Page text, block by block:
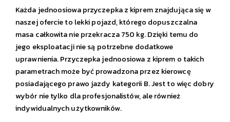
Każda jednoosiowa przyczepka z kiprem znajdująca się w
naszej ofercie to lekki pojazd, którego dopuszczalna
masa całkowita nie przekracza 750 kg. Dzięki temu do
jego eksploatacji nie są potrzebne dodatkowe
uprawnienia. Przyczepka jednoosiowa z kiprem o takich
parametrach może być prowadzona przez kierowcę
posiadającego prawo jazdy kategorii B. Jest to więc dobry
wybór nie tylko dla profesjonalistów, ale również
indywidualnych użytkowników.